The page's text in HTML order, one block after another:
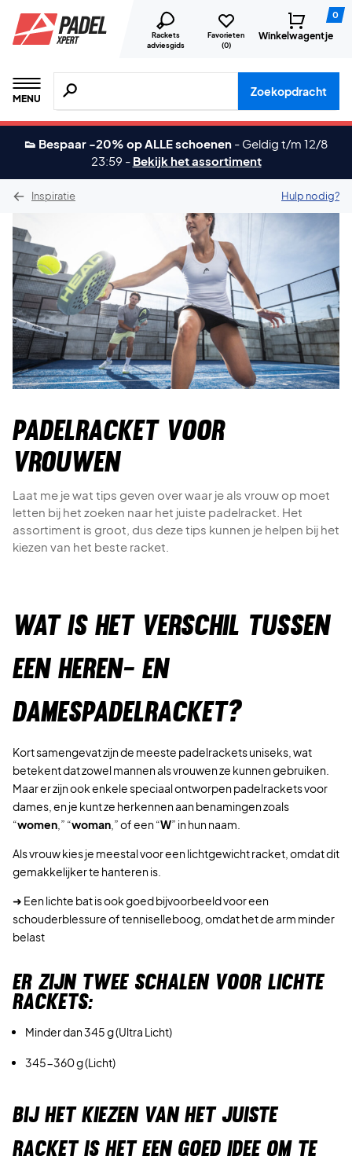
Rackets
adviesgids
Favorieten
(0)
0
Winkelwagentje
MENU
Zoeken naar producten, merken etc.
Zoekopdracht
👟 Bespaar -20% op ALLE schoenen - Geldig t/m 12/8
23:59 - Bekijk het assortiment
Inspiratie Hulp nodig?
Padelracket voor
vrouwen
Laat me je wat tips geven over waar je als vrouw op moet
letten bij het zoeken naar het juiste padelracket. Het
assortiment is groot, dus deze tips kunnen je helpen bij het
kiezen van het beste racket.
WAT IS HET VERSCHIL TUSSEN
EEN HEREN- EN
DAMESPADELRACKET?
Kort samengevat zijn de meeste padelrackets uniseks, wat
betekent dat zowel mannen als vrouwen ze kunnen gebruiken.
Maar er zijn ook enkele speciaal ontworpen padelrackets voor
dames, en je kunt ze herkennen aan benamingen zoals
“women ,” “woman ,” of een “W” in hun naam.
Als vrouw kies je meestal voor een lichtgewicht racket, omdat dit
gemakkelijker te hanteren is.
➜ Een lichte bat is ook goed bijvoorbeeld voor een
schouderblessure of tenniselleboog, omdat het de arm minder
belast
ER ZIJN TWEE SCHALEN VOOR LICHTE
RACKETS:
Minder dan 345 g (Ultra Licht)
345-360 g (Licht)
BIJ HET KIEZEN VAN HET JUISTE
RACKET IS HET EEN GOED IDEE OM TE